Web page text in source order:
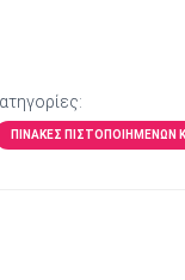
ΠΊΝΑΚΕΣ ΠΙΣΤΟΠΟΙΗΜΈΝΩΝ